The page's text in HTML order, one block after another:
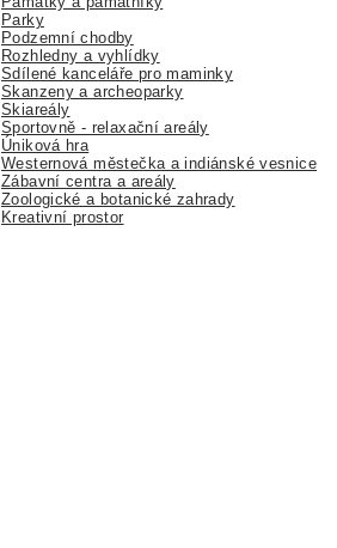
Parky
Podzemní chodby
Rozhledny a vyhlídky
Sdílené kanceláře pro maminky
Skanzeny a archeoparky
Skiareály
Sportovně - relaxační areály
Úniková hra
Westernová městečka a indiánské vesnice
Zábavní centra a areály
Zoologické a botanické zahrady
Kreativní prostor